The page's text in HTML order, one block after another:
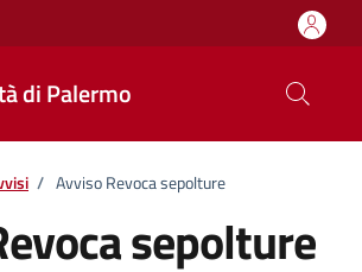
di Palermo
/ Avviso Revoca sepolture
sepolture